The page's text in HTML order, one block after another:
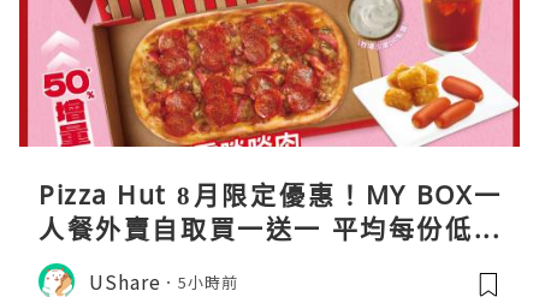
Pizza Hut 8月限定優惠！MY BOX一
人餐外賣自取買一送一 平均每份低至
$31
UShare 5小時前